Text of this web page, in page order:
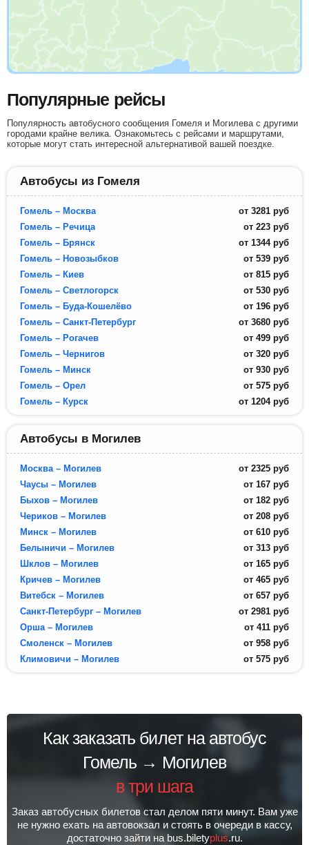
Популярные рейсы
Популярность автобусного сообщения Гомеля и Могилева с другими
городами крайне велика. Ознакомьтесь с рейсами и маршрутами,
которые могут стать интересной альтернативой вашей поездке.
Автобусы из Гомеля
Гомель – Москва от 3281 руб
Гомель – Речица
от 223 руб
Гомель – Брянск
от 1344 руб
Гомель – Новозыбков
от 539 руб
Гомель – Киев
от 815 руб
Гомель – Светлогорск
от 530 руб
Гомель – Буда-Кошелёво
от 196 руб
Гомель – Санкт-Петербург
от 3680 руб
Гомель – Рогачев
от 499 руб
Гомель – Чернигов
от 320 руб
Гомель – Минск
от 930 руб
Гомель – Орел
от 575 руб
Гомель – Курск
от 1204 руб
Автобусы в Могилев
Москва – Могилев от 2325 руб
Чаусы – Могилев
от 167 руб
Быхов – Могилев
от 182 руб
Чериков – Могилев
от 208 руб
Минск – Могилев
от 610 руб
Белыничи – Могилев
от 313 руб
Шклов – Могилев
от 165 руб
Кричев – Могилев
от 465 руб
Витебск – Могилев
от 657 руб
Санкт-Петербург – Могилев
от 2981 руб
Орша – Могилев
от 411 руб
Смоленск – Могилев
от 958 руб
Климовичи – Могилев
от 575 руб
Как заказать билет на автобус
Гомель → Могилев
в три шага
Заказ автобусных билетов стал делом пяти минут. Вам уже
не нужно ехать на автовокзал и стоять в очереди в кассу,
достаточно зайти на bus.biletyplus.ru.